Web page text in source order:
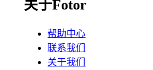
关于Fotor
帮助中心
联系我们
关于我们